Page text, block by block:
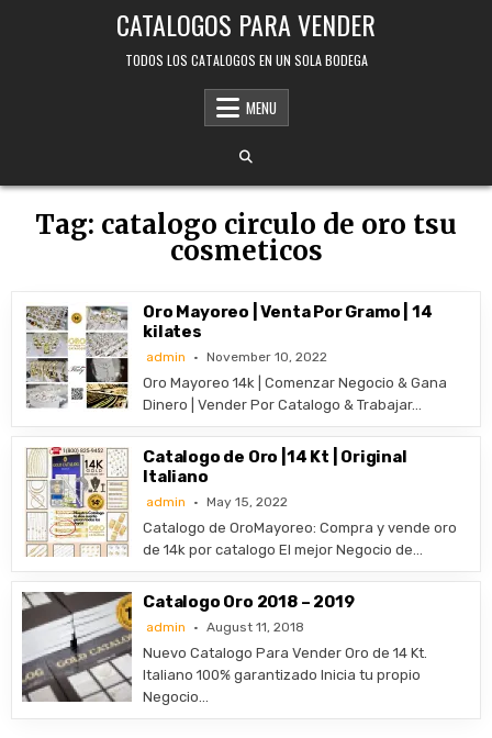
CATALOGOS PARA VENDER
TODOS LOS CATALOGOS EN UN SOLA BODEGA
MENU
Tag: catalogo circulo de oro tsu
cosmeticos
Oro Mayoreo | Venta Por Gramo | 14
kilates
admin November 10, 2022
Oro Mayoreo 14k | Comenzar Negocio & Gana
Dinero | Vender Por Catalogo & Trabajar…
Catalogo de Oro |14 Kt | Original
Italiano
admin May 15, 2022
​Catalogo de OroMayoreo: Compra y vende oro
de 14k por catalogo El mejor Negocio de…
Catalogo Oro 2018 – 2019
admin August 11, 2018
Nuevo Catalogo Para Vender Oro de 14 Kt.
Italiano 100% garantizado Inicia tu propio
Negocio…